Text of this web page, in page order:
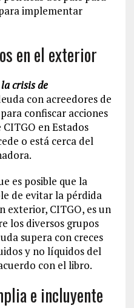
implementar
en el exterior
crisis de
con acreedores de
confiscar acciones
en Estados
o está cerca del
es posible que la
de evitar la pérdida
exterior, CITGO, es un
los diversos grupos
supera con creces
y no líquidos del
con el libro.
e incluyente